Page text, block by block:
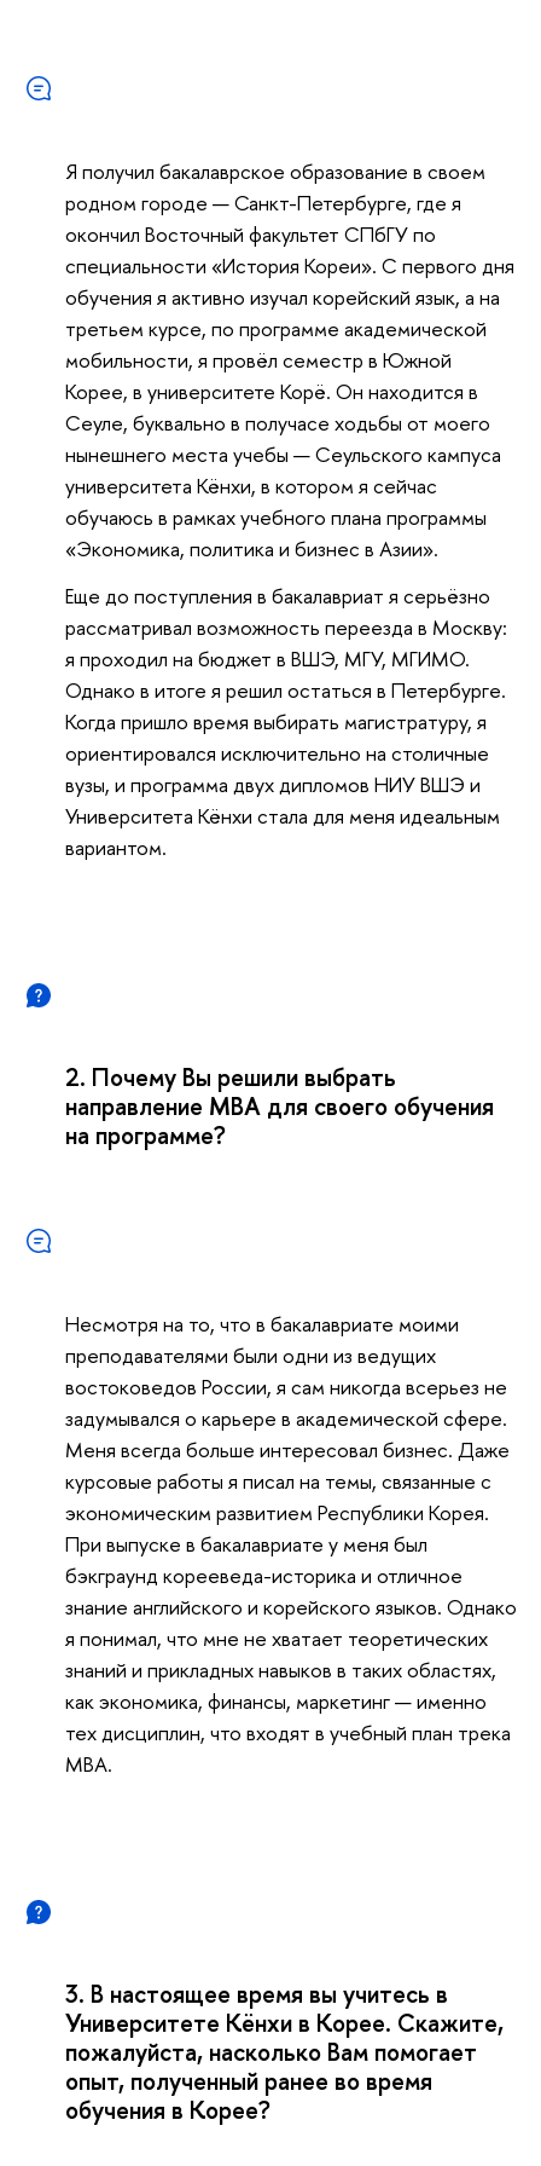
Я получил бакалаврское образование в своем
родном городе — Санкт-Петербурге, где я
окончил Восточный факультет СПбГУ по
специальности «История Кореи». С первого дня
обучения я активно изучал корейский язык, а на
третьем курсе, по программе академической
мобильности, я провёл семестр в Южной
Корее, в университете Корё. Он находится в
Сеуле, буквально в получасе ходьбы от моего
нынешнего места учебы — Сеульского кампуса
университета Кёнхи, в котором я сейчас
обучаюсь в рамках учебного плана программы
«Экономика, политика и бизнес в Азии».
Еще до поступления в бакалавриат я серьёзно
рассматривал возможность переезда в Москву:
я проходил на бюджет в ВШЭ, МГУ, МГИМО.
Однако в итоге я решил остаться в Петербурге.
Когда пришло время выбирать магистратуру, я
ориентировался исключительно на столичные
вузы, и программа двух дипломов НИУ ВШЭ и
Университета Кёнхи стала для меня идеальным
вариантом.
2. Почему Вы решили выбрать
направление MBA для своего обучения
на программе?
Несмотря на то, что в бакалавриате моими
преподавателями были одни из ведущих
востоковедов России, я сам никогда всерьез не
задумывался о карьере в академической сфере.
Меня всегда больше интересовал бизнес. Даже
курсовые работы я писал на темы, связанные с
экономическим развитием Республики Корея.
При выпуске в бакалавриате у меня был
бэкграунд корееведа-историка и отличное
знание английского и корейского языков. Однако
я понимал, что мне не хватает теоретических
знаний и прикладных навыков в таких областях,
как экономика, финансы, маркетинг — именно
тех дисциплин, что входят в учебный план трека
MBA.
3. В настоящее время вы учитесь в
Университете Кёнхи в Корее. Скажите,
пожалуйста, насколько Вам помогает
опыт, полученный ранее во время
обучения в Корее?